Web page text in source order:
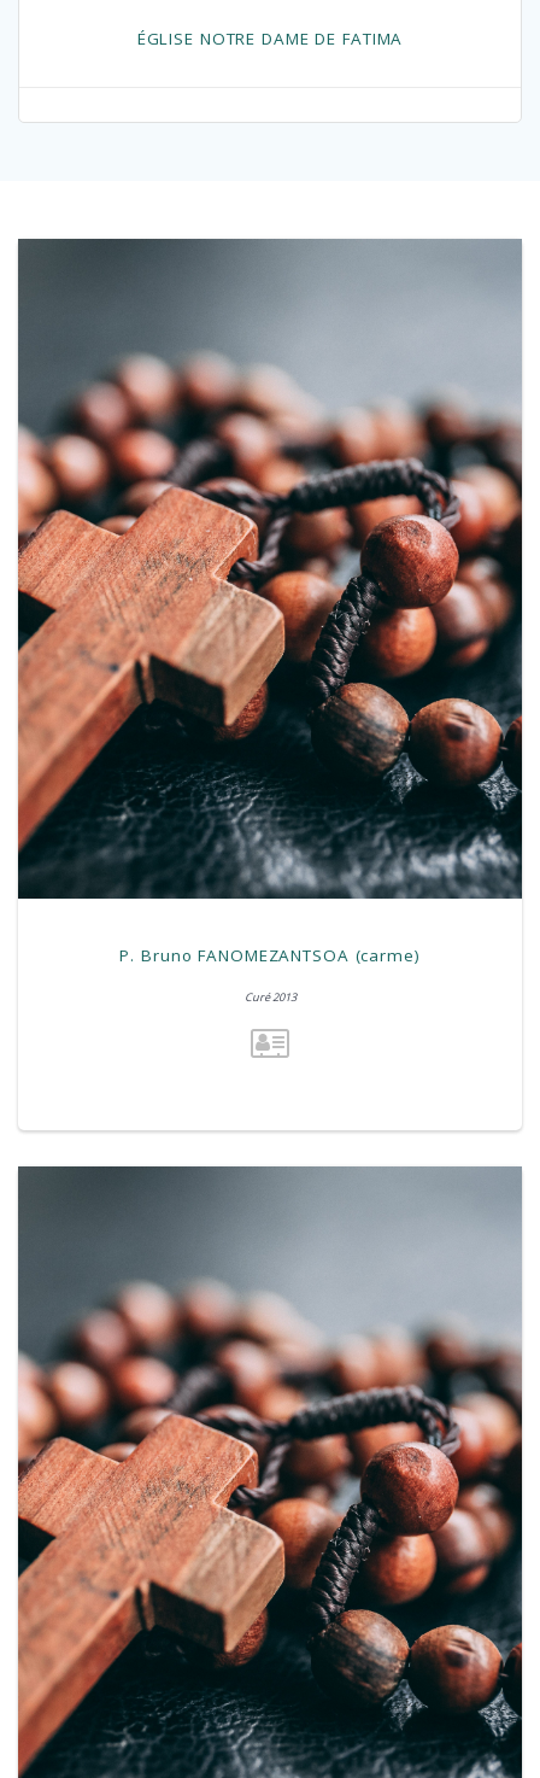
ÉGLISE NOTRE DAME DE FATIMA
P. Bruno FANOMEZANTSOA (carme)
Curé 2013